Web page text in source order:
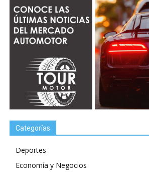
Categorías
Deportes
Economía y Negocios